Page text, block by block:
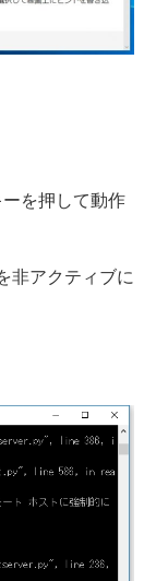
ーを押して動作
非アクティブに